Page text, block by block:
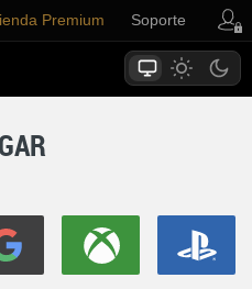
Premium Soporte